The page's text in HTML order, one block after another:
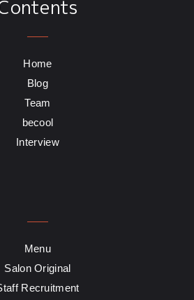
Home
Blog
Team
becool
Interview
Menu
Salon Original
Recruitment